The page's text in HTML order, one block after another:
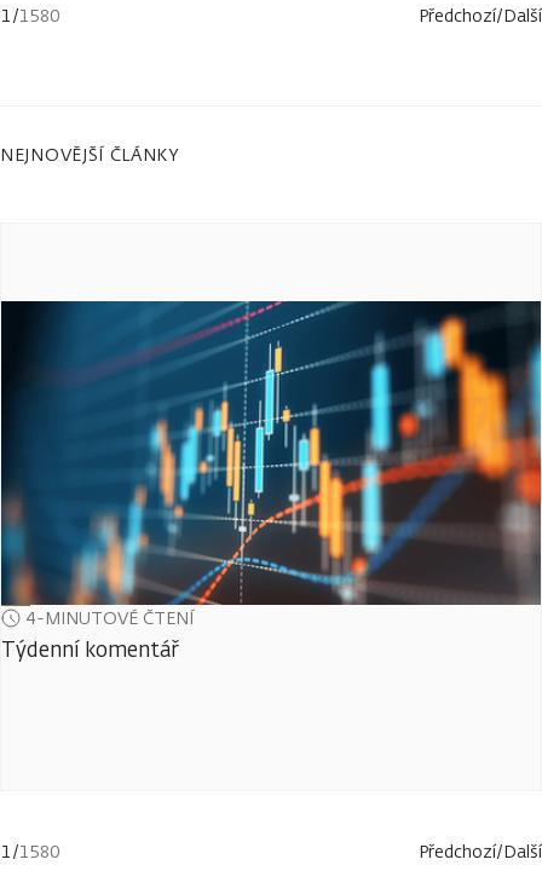
1/1580 Předchozí/Další
NEJNOVĚJŠÍ ČLÁNKY
4-MINUTOVÉ ČTENÍ
Týdenní komentář
1/1580 Předchozí/Další